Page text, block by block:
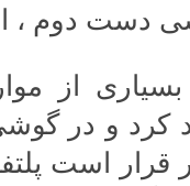
از
کرد و در
قرار است